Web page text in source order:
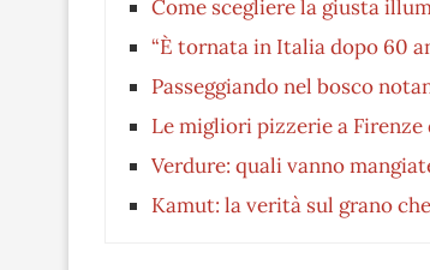
Come scegliere la giusta
“È tornata in Italia dopo 60
Passeggiando nel bosco
Le migliori pizzerie a Firenze
Verdure: quali vanno
Kamut: la verità sul grano